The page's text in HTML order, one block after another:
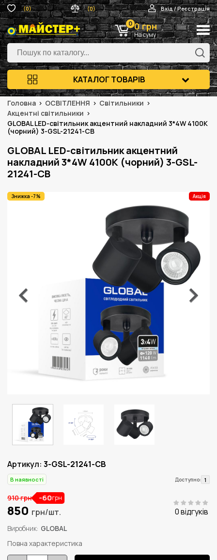
(0) (0) Вхід / Реєстрація
0 0 грн
На суму
КАТАЛОГ ТОВАРІВ
Головна ОСВІТЛЕННЯ
Світильники
Акцентні світильники
GLOBAL LED-світильник акцентний накладний 3*4W 4100K
(чорний) 3-GSL-21241-CB
GLOBAL LED-світильник акцентний
накладний 3*4W 4100K (чорний) 3-GSL-
21241-CB
Акція
Знижка -7%
В наявності Доступно: 1
Артикул: 3-GSL-21241-CB
910 грн -60грн
850 грн/шт. 0 відгуків
Виробник GLOBAL
Повна характеристика